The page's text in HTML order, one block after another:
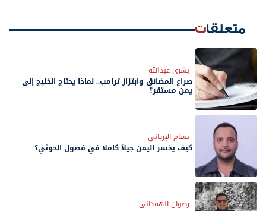
متعلقات
بشرى عبدالله
صراع المضائق وابتزاز ترامب.. لماذا يحتاج الخليج إلى
يمن مستقر؟
بسام الإرياني
كيف يخسر اليمن جيلاً كاملًا في فصول الحوثي؟
رضوان الهمداني